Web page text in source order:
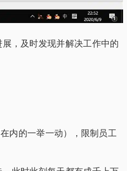
，及时发现并解决工作中的
内的一举一动），限制员工